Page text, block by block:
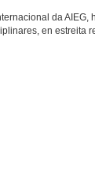
da AIEG,
en estreita